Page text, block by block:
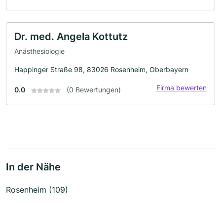
Dr. med. Angela Kottutz
Anästhesiologie
Happinger Straße 98, 83026 Rosenheim, Oberbayern
0.0 (0 Bewertungen) Firma bewerten
In der Nähe
Rosenheim (109)